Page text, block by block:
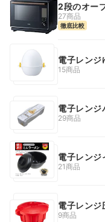
2段のオー
27商品
徹底比較
電子レンジ
15商品
電子レンジ
29商品
電子レンジ
21商品
電子レンジ
9商品